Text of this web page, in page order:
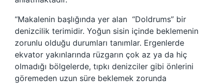
“Makalenin başlığında yer alan “Doldrums” bir
denizcilik terimidir. Yoğun sisin içinde beklemenin
zorunlu olduğu durumları tanımlar. Ergenlerde
ekvator yakınlarında rüzgarın çok az ya da hiç
olmadığı bölgelerde, tıpkı denizciler gibi önlerini
göremeden uzun süre beklemek zorunda